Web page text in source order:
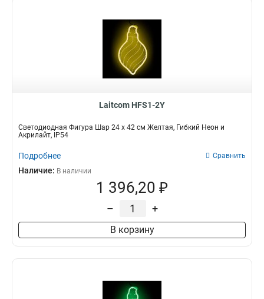
Laitcom HFS1-2Y
Светодиодная Фигура Шар 24 x 42 см Желтая, Гибкий Неон и
Акрилайт, IP54
Подробнее Сравнить
Наличие: В наличии
1 396,20 ₽
– +
В корзину